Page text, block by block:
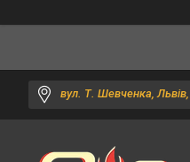
вул. Т. Шевченка, Львів,